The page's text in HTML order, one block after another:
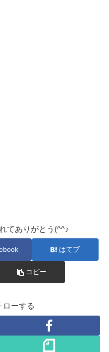
てありがとう(^^♪
はてブ
コピー
ローする